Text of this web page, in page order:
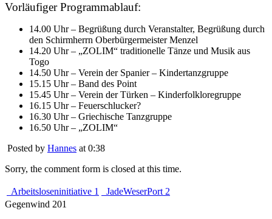
Vorläufiger Programmablauf:
14.00 Uhr – Begrüßung durch Veranstalter, Begrüßung durch
den Schirmherrn Oberbürgermeister Menzel
14.20 Uhr – „ZOLIM“ traditionelle Tänze und Musik aus
Togo
14.50 Uhr – Verein der Spanier – Kindertanzgruppe
15.15 Uhr – Band des Point
15.45 Uhr – Verein der Türken – Kinderfolkloregruppe
16.15 Uhr – Feuerschlucker?
16.30 Uhr – Griechische Tanzgruppe
16.50 Uhr – „ZOLIM“
Posted by Hannes at 0:38
Sorry, the comment form is closed at this time.
Arbeitsloseninitiative 1
JadeWeserPort 2
Gegenwind 201